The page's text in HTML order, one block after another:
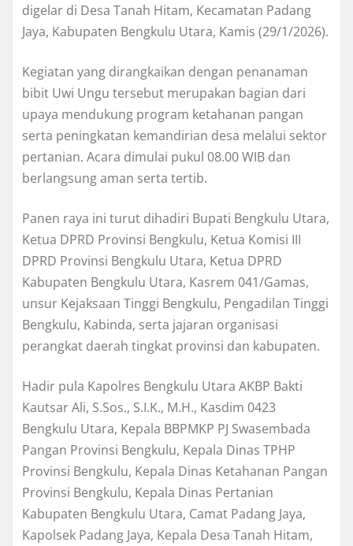
digelar di Desa Tanah Hitam, Kecamatan Padang
Jaya, Kabupaten Bengkulu Utara, Kamis (29/1/2026).
Kegiatan yang dirangkaikan dengan penanaman
bibit Uwi Ungu tersebut merupakan bagian dari
upaya mendukung program ketahanan pangan
serta peningkatan kemandirian desa melalui sektor
pertanian. Acara dimulai pukul 08.00 WIB dan
berlangsung aman serta tertib.
Panen raya ini turut dihadiri Bupati Bengkulu Utara,
Ketua DPRD Provinsi Bengkulu, Ketua Komisi III
DPRD Provinsi Bengkulu Utara, Ketua DPRD
Kabupaten Bengkulu Utara, Kasrem 041/Gamas,
unsur Kejaksaan Tinggi Bengkulu, Pengadilan Tinggi
Bengkulu, Kabinda, serta jajaran organisasi
perangkat daerah tingkat provinsi dan kabupaten.
Hadir pula Kapolres Bengkulu Utara AKBP Bakti
Kautsar Ali, S.Sos., S.I.K., M.H., Kasdim 0423
Bengkulu Utara, Kepala BBPMKP PJ Swasembada
Pangan Provinsi Bengkulu, Kepala Dinas TPHP
Provinsi Bengkulu, Kepala Dinas Ketahanan Pangan
Provinsi Bengkulu, Kepala Dinas Pertanian
Kabupaten Bengkulu Utara, Camat Padang Jaya,
Kapolsek Padang Jaya, Kepala Desa Tanah Hitam,